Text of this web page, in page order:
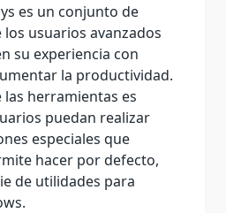
es un conjunto de
usuarios avanzados
su experiencia con
la productividad.
las herramientas es
puedan realizar
especiales que
hacer por defecto,
de utilidades para